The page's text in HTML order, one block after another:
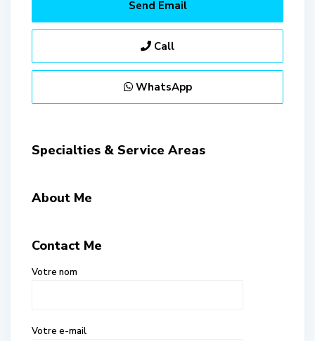
Send Email
Call
WhatsApp
Specialties & Service Areas
About Me
Contact Me
Votre nom
Votre e-mail